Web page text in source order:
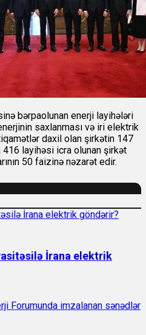
bərpaolunan enerji layihələri
saxlanması və iri elektrik
daxil olan şirkətin 147
416 layihəsi icra olunan şirkət
50 faizinə nəzarət edir.
İrana elektrik